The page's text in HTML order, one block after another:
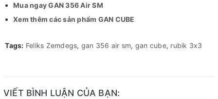
Mua ngay GAN 356 Air SM
Xem thêm các sản phẩm GAN CUBE
Tags: Feliks Zemdegs, gan 356 air sm, gan cube, rubik 3x3
VIẾT BÌNH LUẬN CỦA BẠN: